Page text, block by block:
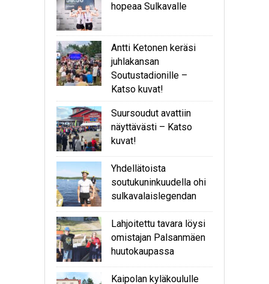
hopeaa Sulkavalle
Antti Ketonen keräsi
juhlakansan
Soutustadionille –
Katso kuvat!
Suursoudut avattiin
näyttävästi – Katso
kuvat!
Yhdellätoista
soutukuninkuudella ohi
sulkavalaislegendan
Lahjoitettu tavara löysi
omistajan Palsanmäen
huutokaupassa
Kaipolan kyläkoululle